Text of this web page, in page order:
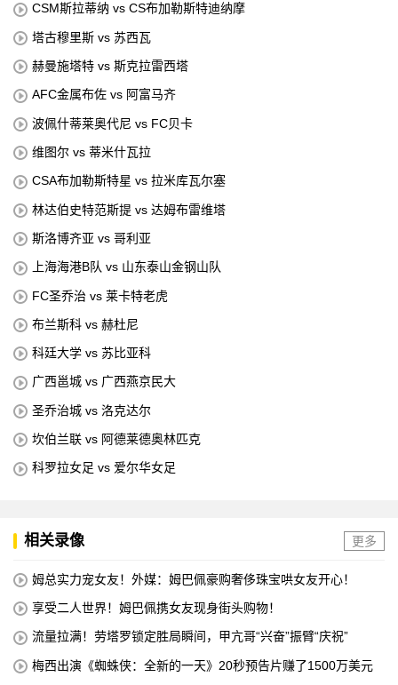
CSM斯拉蒂纳 vs CS布加勒斯特迪纳摩
塔古穆里斯 vs 苏西瓦
赫曼施塔特 vs 斯克拉雷西塔
AFC金属布佐 vs 阿富马齐
波佩什蒂莱奥代尼 vs FC贝卡
维图尔 vs 蒂米什瓦拉
CSA布加勒斯特星 vs 拉米库瓦尔塞
林达伯史特范斯提 vs 达姆布雷维塔
斯洛博齐亚 vs 哥利亚
上海海港B队 vs 山东泰山金钢山队
FC圣乔治 vs 莱卡特老虎
布兰斯科 vs 赫杜尼
科廷大学 vs 苏比亚科
广西邕城 vs 广西燕京民大
圣乔治城 vs 洛克达尔
坎伯兰联 vs 阿德莱德奥林匹克
科罗拉女足 vs 爱尔华女足
相关录像 更多
姆总实力宠女友！外媒：姆巴佩豪购奢侈珠宝哄女友开心！
享受二人世界！姆巴佩携女友现身街头购物！
流量拉满！劳塔罗锁定胜局瞬间，甲亢哥“兴奋”振臂“庆祝”
梅西出演《蜘蛛侠：全新的一天》20秒预告片赚了1500万美元